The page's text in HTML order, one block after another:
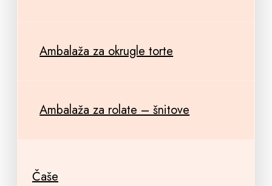
Ambalaža za okrugle torte
Ambalaža za rolate – šnitove
Čaše